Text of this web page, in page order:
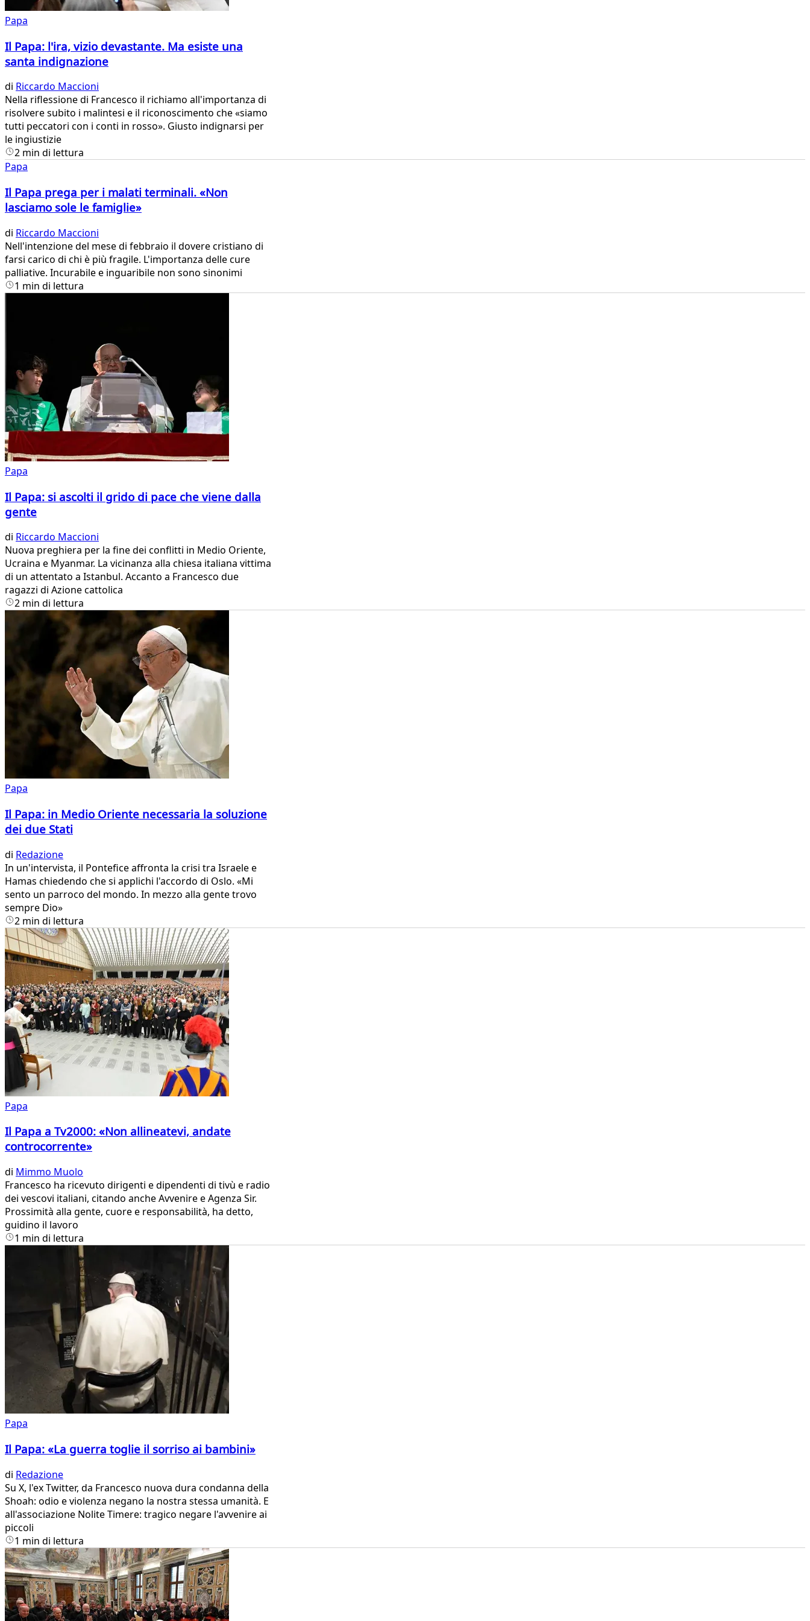
Papa
Il Papa: l'ira, vizio devastante. Ma esiste una
santa indignazione
di Riccardo Maccioni
Nella riflessione di Francesco il richiamo all'importanza di
risolvere subito i malintesi e il riconoscimento che «siamo
tutti peccatori con i conti in rosso». Giusto indignarsi per
le ingiustizie
2 min di lettura
Papa
Il Papa prega per i malati terminali. «Non
lasciamo sole le famiglie»
di Riccardo Maccioni
Nell'intenzione del mese di febbraio il dovere cristiano di
farsi carico di chi è più fragile. L'importanza delle cure
palliative. Incurabile e inguaribile non sono sinonimi
1 min di lettura
Papa
Il Papa: si ascolti il grido di pace che viene dalla
gente
di Riccardo Maccioni
Nuova preghiera per la fine dei conflitti in Medio Oriente,
Ucraina e Myanmar. La vicinanza alla chiesa italiana vittima
di un attentato a Istanbul. Accanto a Francesco due
ragazzi di Azione cattolica
2 min di lettura
Papa
Il Papa: in Medio Oriente necessaria la soluzione
dei due Stati
di Redazione
In un'intervista, il Pontefice affronta la crisi tra Israele e
Hamas chiedendo che si applichi l'accordo di Oslo. «Mi
sento un parroco del mondo. In mezzo alla gente trovo
sempre Dio»
2 min di lettura
Papa
Il Papa a Tv2000: «Non allineatevi, andate
controcorrente»
di Mimmo Muolo
Francesco ha ricevuto dirigenti e dipendenti di tivù e radio
dei vescovi italiani, citando anche Avvenire e Agenza Sir.
Prossimità alla gente, cuore e responsabilità, ha detto,
guidino il lavoro
1 min di lettura
Papa
Il Papa: «La guerra toglie il sorriso ai bambini»
di Redazione
Su X, l'ex Twitter, da Francesco nuova dura condanna della
Shoah: odio e violenza negano la nostra stessa umanità. E
all'associazione Nolite Timere: tragico negare l'avvenire ai
piccoli
1 min di lettura